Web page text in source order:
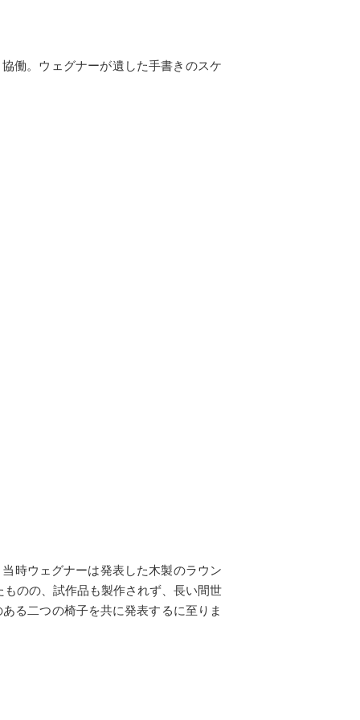
働。ウェグナーが遺した手書きのスケ
時ウェグナーは発表した木製のラウン
のの、試作品も製作されず、長い間世
る二つの椅子を共に発表するに至りま